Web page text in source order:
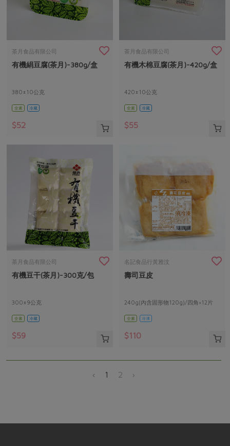
茶月食品有限公司
有機絹豆腐(茶月)-380g/盒
380±10公克
全素 冷藏
$52
茶月食品有限公司
有機木棉豆腐(茶月)-420g/盒
420±10公克
全素 冷藏
$55
茶月食品有限公司
有機豆干(茶月)-300克/包
300±9公克
全素 冷藏
$59
名記食品行黃雅汶
壽司豆皮
240g(內含固形物120g)/四角×12片
全素 冷凍
$110
‹ 1 2 ›